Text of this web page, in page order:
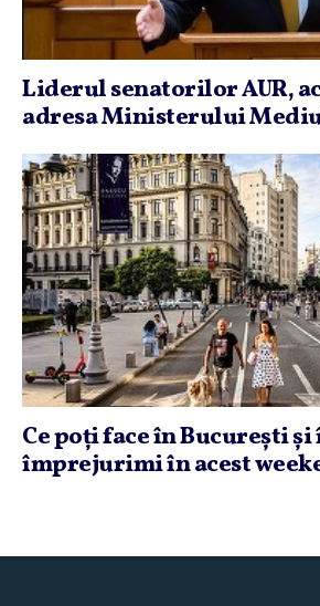
Liderul senatorilor AUR,
adresa Ministerului
Ce poţi face în Bucureşti şi
împrejurimi în acest